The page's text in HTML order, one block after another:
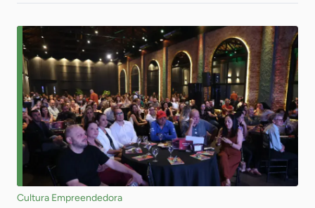
Cultura Empreendedora